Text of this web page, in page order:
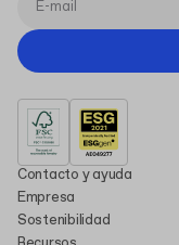
Contacto y ayuda
Empresa
Sostenibilidad